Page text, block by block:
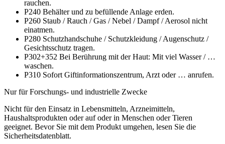
rauchen.
P240 Behälter und zu befüllende Anlage erden.
P260 Staub / Rauch / Gas / Nebel / Dampf / Aerosol nicht
einatmen.
P280 Schutzhandschuhe / Schutzkleidung / Augenschutz /
Gesichtsschutz tragen.
P302+352 Bei Berührung mit der Haut: Mit viel Wasser / …
waschen.
P310 Sofort Giftinformationszentrum, Arzt oder … anrufen.
Nur für Forschungs- und industrielle Zwecke
Nicht für den Einsatz in Lebensmitteln, Arzneimitteln,
Haushaltsprodukten oder auf oder in Menschen oder Tieren
geeignet. Bevor Sie mit dem Produkt umgehen, lesen Sie die
Sicherheitsdatenblatt.